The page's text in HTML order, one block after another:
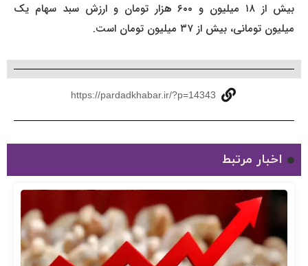
بیش از ۱۸ میلیون و ۶۰۰ هزار تومان و ارزش سبد سهام یک
میلیون تومانی، بیش از ۳۷ میلیون تومان است.
https://pardadkhabar.ir/?p=14343
اخبار مرتبط